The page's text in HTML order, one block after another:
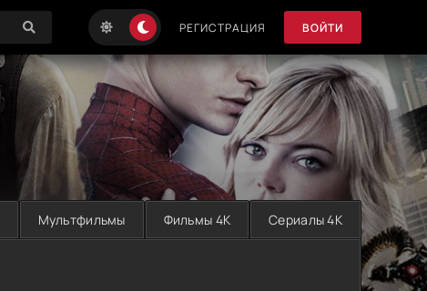
РЕГИСТРАЦИЯ ВОЙТИ
Мультфильмы Фильмы 4K Сериалы 4K